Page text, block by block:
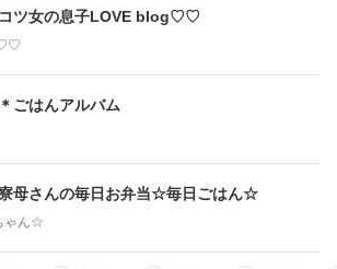
ツ女の息子LOVE blog♡♡
ごはんアルバム
母さんの毎日お弁当☆毎日ごはん☆
ゃん☆